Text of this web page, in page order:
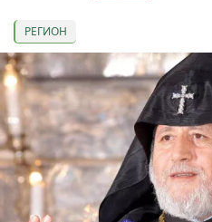
РЕГИОН